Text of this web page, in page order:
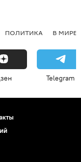
ПОЛИТИКА В МИРЕ
Telegram